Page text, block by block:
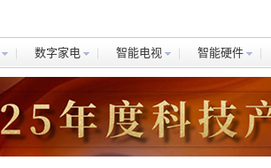
数字家电 智能电视 智能硬件